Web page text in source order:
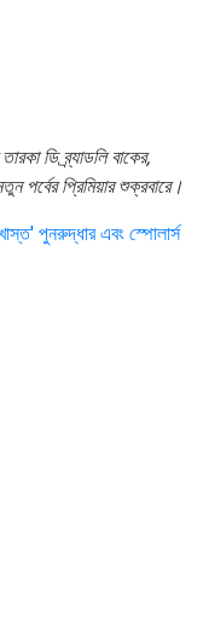
ডি ব্র্যাডলি বাকের,
পর্বের প্রিমিয়ার শুক্রবারে।
পুনরুদ্ধার এবং স্পোলার্স